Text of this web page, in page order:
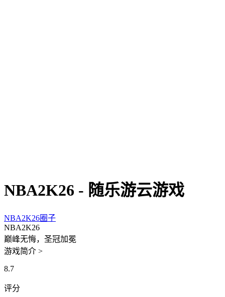
NBA2K26 - 随乐游云游戏
NBA2K26圈子
NBA2K26
巅峰无悔，圣冠加冕
游戏简介 >
8.7
评分